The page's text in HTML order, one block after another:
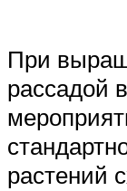
При
рассадой
растений